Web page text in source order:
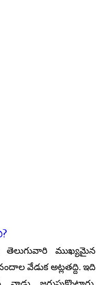
ముఖ్యమైన
వేడుక అట్లతద్ది. ఇది